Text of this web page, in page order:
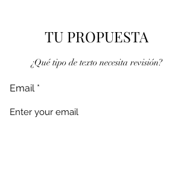
TU PROPUESTA
¿Qué tipo de texto necesita revisión?
Email